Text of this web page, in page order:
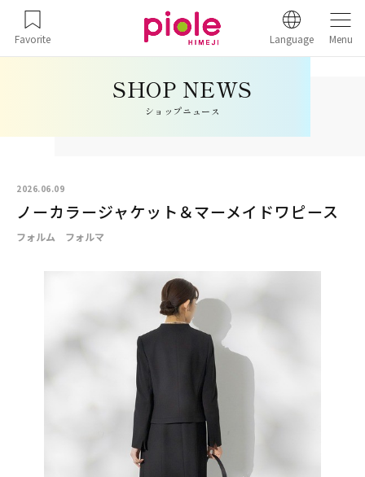
Favorite Language Menu
ショップニュース
2026.06.09
ノーカラージャケット＆マーメイドワピース
フォルム フォルマ